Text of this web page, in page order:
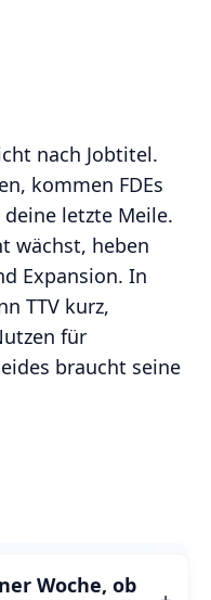
nach Jobtitel.
kommen FDEs
letzte Meile.
wächst, heben
Expansion. In
TTV kurz,
für
braucht seine
Woche, ob